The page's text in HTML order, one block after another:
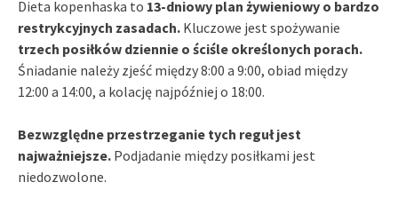
Dieta kopenhaska to 13-dniowy plan żywieniowy o bardzo
restrykcyjnych zasadach. Kluczowe jest spożywanie
trzech posiłków dziennie o ściśle określonych porach.
Śniadanie należy zjeść między 8:00 a 9:00, obiad między
12:00 a 14:00, a kolację najpóźniej o 18:00.
Bezwzględne przestrzeganie tych reguł jest
najważniejsze. Podjadanie między posiłkami jest
niedozwolone.